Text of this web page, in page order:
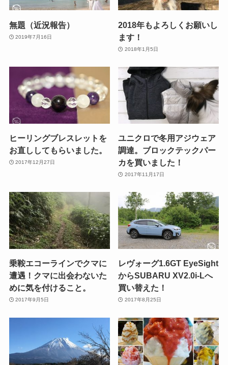
無題（近況報告）
2019年7月16日
2018年もよろしくお願いし
ます！
2018年1月5日
ヒーリングブレスレットを
お直ししてもらいました。
2017年12月27日
ユニクロで冬用アジウェア
調達。ブロックテックパー
カを買いました！
2017年11月17日
乗鞍エコーラインでクマに
遭遇！クマに出会わないた
めに気を付けること。
2017年9月5日
レヴォーグ1.6GT EyeSight
からSUBARU XV2.0i-Lへ
買い替えた！
2017年8月25日